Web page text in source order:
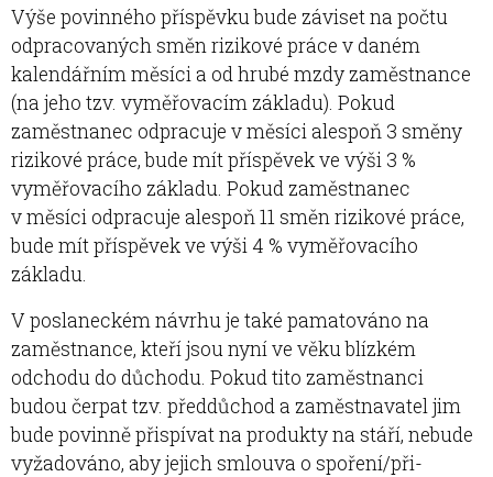
Výše povinného příspěvku bude záviset na počtu
odpracovaných směn rizikové práce v daném
kalendářním měsíci a od hrubé mzdy zaměstnance
(na jeho tzv. vyměřovacím základu). Pokud
zaměstnanec odpracuje v měsíci alespoň 3 směny
rizikové práce, bude mít příspěvek ve výši 3 %
vyměřovacího základu. Pokud zaměstnanec
v měsíci odpracuje alespoň 11 směn rizikové práce,
bude mít příspěvek ve výši 4 % vyměřovacího
základu.
V poslaneckém návrhu je také pamatováno na
zaměstnance, kteří jsou nyní ve věku blízkém
odchodu do důchodu. Pokud tito zaměstnanci
budou čerpat tzv. předdůchod a zaměstnavatel jim
bude povinně přispívat na produkty na stáří, nebude
vyžadováno, aby jejich smlouva o spoření/při­